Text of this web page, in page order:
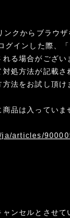
クからブラウザ
インした際、
る場合がござい
処方法が記載さ
法をお試し頂け
品は入っていま
articles/
ャンセルとさせ